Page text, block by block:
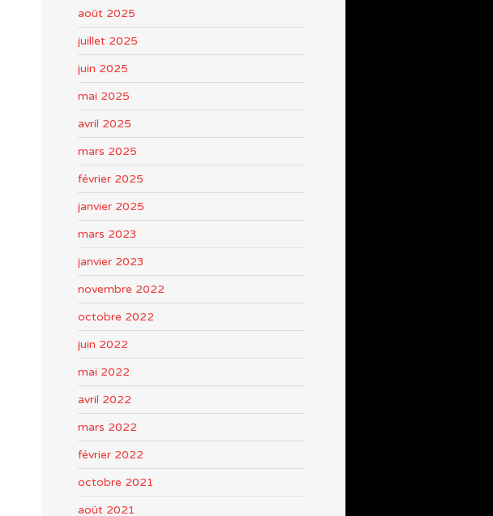
août 2025
juillet 2025
juin 2025
mai 2025
avril 2025
mars 2025
février 2025
janvier 2025
mars 2023
janvier 2023
novembre 2022
octobre 2022
juin 2022
mai 2022
avril 2022
mars 2022
février 2022
octobre 2021
août 2021